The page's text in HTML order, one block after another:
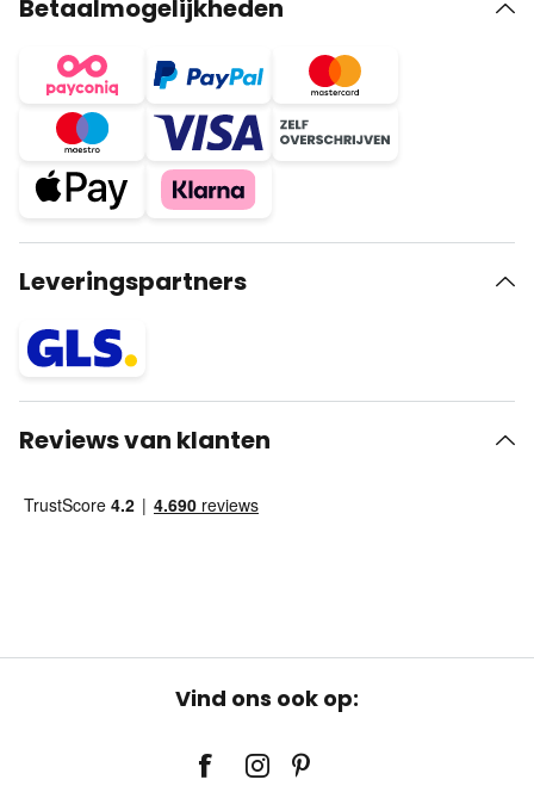
Betaalmogelijkheden
Leveringspartners
Reviews van klanten
Vind ons ook op: